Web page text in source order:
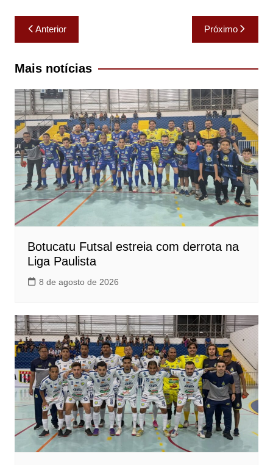
Navegação
de
Post
Anterior Próximo
Mais notícias
Botucatu Futsal estreia com derrota na
Liga Paulista
8 de agosto de 2026